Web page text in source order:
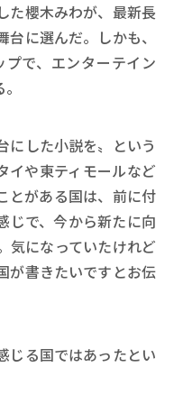
た櫻木みわが、最新長
に選んだ。しかも、
で、エンターテイン
にした小説を〟という
イや東ティモールなど
とがある国は、前に付
じで、今から新たに向
気になっていたけれど
が書きたいですとお伝
じる国ではあったとい